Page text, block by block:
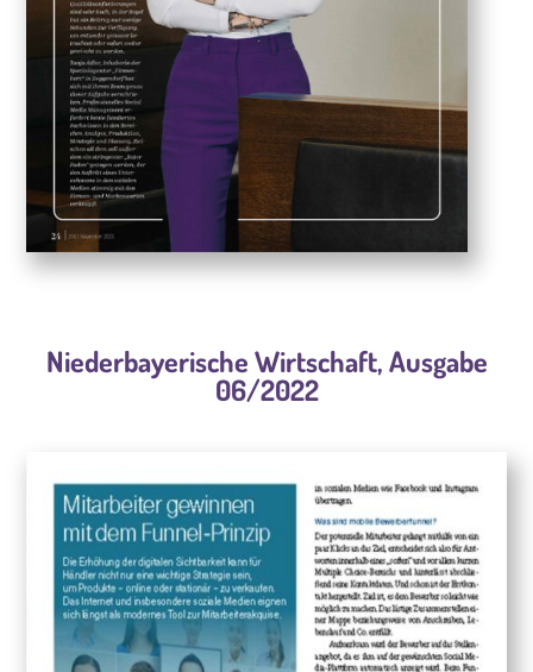
Niederbayerische Wirtschaft, Ausgabe
06/2022